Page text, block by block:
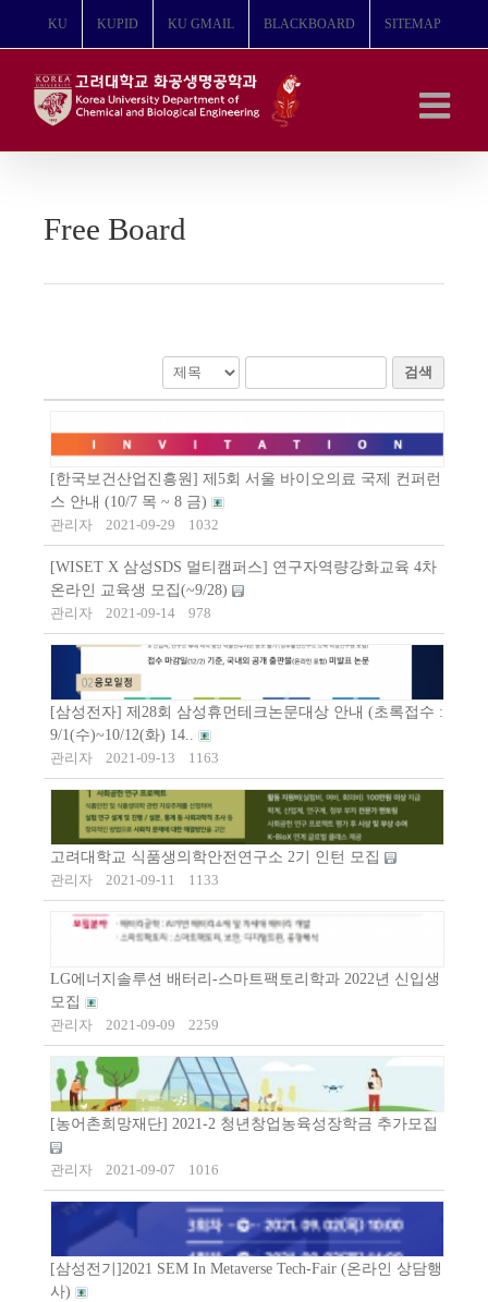
뛰
KU KUPID KU GMAIL BLACKBOARD SITEMAP
Free Board
검색
[한국보건산업진흥원] 제5회 서울 바이오의료 국제 컨퍼런
스 안내 (10/7 목 ~ 8 금)
관리자
2021-09-29 1032
[WISET X 삼성SDS 멀티캠퍼스] 연구자역량강화교육 4차
온라인 교육생 모집(~9/28)
관리자
2021-09-14 978
[삼성전자] 제28회 삼성휴먼테크논문대상 안내 (초록접수 :
9/1(수)~10/12(화) 14..
관리자
2021-09-13 1163
고려대학교 식품생의학안전연구소 2기 인턴 모집
관리자
2021-09-11 1133
LG에너지솔루션 배터리-스마트팩토리학과 2022년 신입생
모집
관리자
2021-09-09 2259
[농어촌희망재단] 2021-2 청년창업농육성장학금 추가모집
관리자 2021-09-07 1016
[삼성전기]2021 SEM In Metaverse Tech-Fair (온라인 상담행
사)